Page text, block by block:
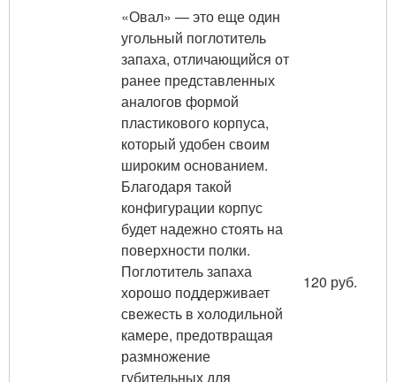
«Овал» — это еще один
угольный поглотитель
запаха, отличающийся от
ранее представленных
аналогов формой
пластикового корпуса,
который удобен своим
широким основанием.
Благодаря такой
конфигурации корпус
будет надежно стоять на
поверхности полки.
Поглотитель запаха
хорошо поддерживает
свежесть в холодильной
камере, предотвращая
размножение
губительных для
120 руб.